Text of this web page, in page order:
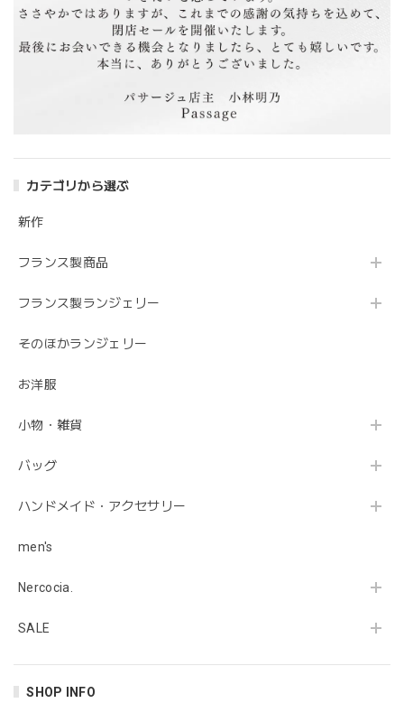
カテゴリから選ぶ
新作
フランス製商品
フランス製ランジェリー
そのほかランジェリー
お洋服
小物・雑貨
バッグ
ハンドメイド・アクセサリー
men's
Nercocia.
SALE
SHOP INFO